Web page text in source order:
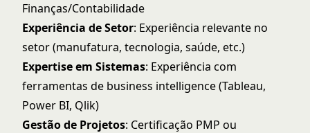
Finanças/Contabilidade
Experiência de Setor: Experiência relevante no
setor (manufatura, tecnologia, saúde, etc.)
Expertise em Sistemas: Experiência com
ferramentas de business intelligence (Tableau,
Power BI, Qlik)
Gestão de Projetos: Certificação PMP ou